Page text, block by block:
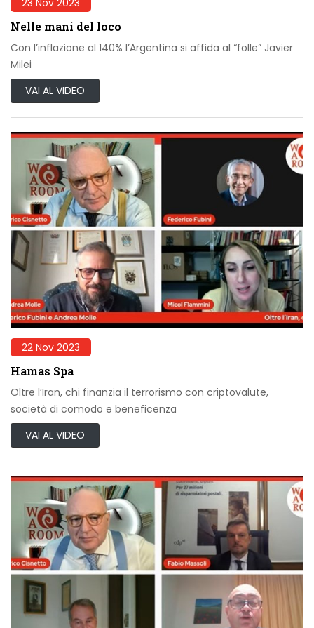
23 Nov 2023
Nelle mani del loco
Con l’inflazione al 140% l’Argentina si affida al “folle” Javier
Milei
VAI AL VIDEO
22 Nov 2023
Hamas Spa
Oltre l’Iran, chi finanzia il terrorismo con criptovalute,
società di comodo e beneficenza
VAI AL VIDEO